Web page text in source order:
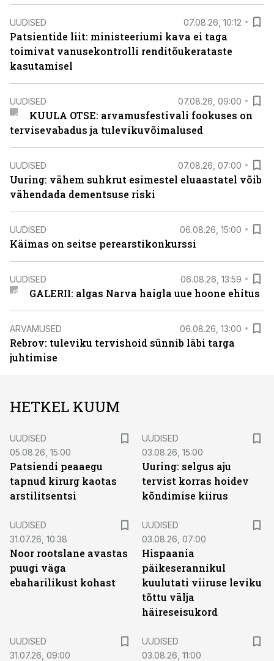
UUDISED 07.08.26, 10:12
Patsientide liit: ministeeriumi kava ei taga
toimivat vanusekontrolli renditõukerataste
kasutamisel
UUDISED 07.08.26, 09:00
KUULA OTSE: arvamusfestivali fookuses on
tervisevabadus ja tulevikuvõimalused
UUDISED 07.08.26, 07:00
Uuring: vähem suhkrut esimestel eluaastatel võib
vähendada dementsuse riski
UUDISED 06.08.26, 15:00
Käimas on seitse perearstikonkurssi
UUDISED 06.08.26, 13:59
GALERII: algas Narva haigla uue hoone ehitus
ARVAMUSED 06.08.26, 13:00
Rebrov: tuleviku tervishoid sünnib läbi targa
juhtimise
HETKEL KUUM
UUDISED
05.08.26, 15:00
Patsiendi peaaegu
tapnud kirurg kaotas
arstilitsentsi
UUDISED
03.08.26, 15:00
Uuring: selgus aju
tervist korras hoidev
kõndimise kiirus
UUDISED
31.07.26, 10:38
Noor rootslane avastas
puugi väga
ebaharilikust kohast
UUDISED
03.08.26, 07:00
Hispaania
päikeserannikul
kuulutati viiruse leviku
tõttu välja
häireseisukord
UUDISED
31.07.26, 09:00
UUDISED
03.08.26, 11:00